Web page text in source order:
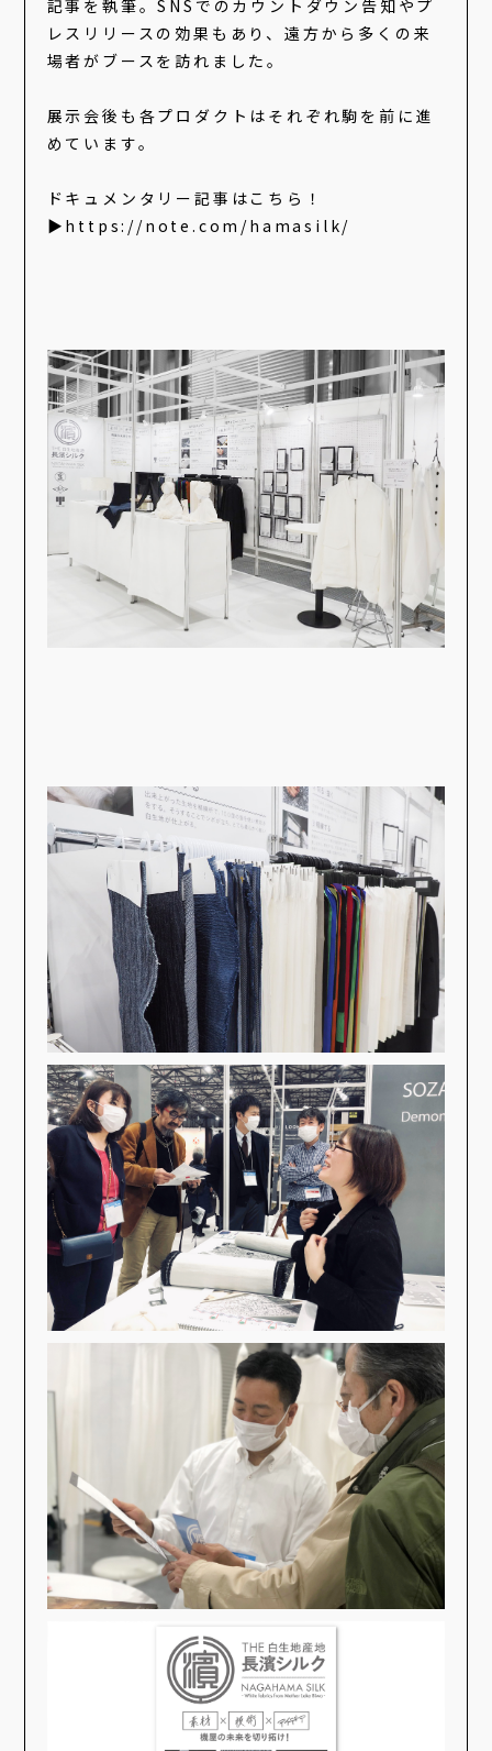
記事を執筆。SNSでのカウントダウン告知やプ
レスリリースの効果もあり、遠方から多くの来
場者がブースを訪れました。
展示会後も各プロダクトはそれぞれ駒を前に進
めています。
ドキュメンタリー記事はこちら！
▶︎ https://note.com/hamasilk/